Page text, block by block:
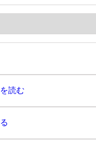
読む